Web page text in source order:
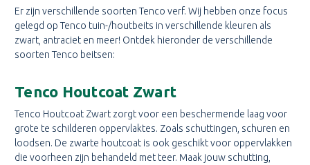
Er zijn verschillende soorten Tenco verf. Wij hebben onze focus
gelegd op Tenco tuin-/houtbeits in verschillende kleuren als
zwart, antraciet en meer! Ontdek hieronder de verschillende
soorten Tenco beitsen:
Tenco Houtcoat Zwart
Tenco Houtcoat Zwart zorgt voor een beschermende laag voor
grote te schilderen oppervlaktes. Zoals schuttingen, schuren en
loodsen. De zwarte houtcoat is ook geschikt voor oppervlakken
die voorheen zijn behandeld met teer. Maak jouw schutting,